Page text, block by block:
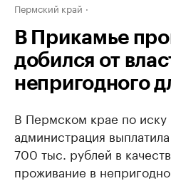
Пермский край
В Прикамье
добился от
непригодного
В Пермском крае по иску
администрация
700 тыс. рублей в
проживание в